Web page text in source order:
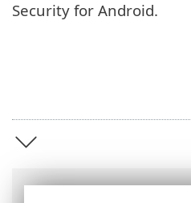
Security for Android‎.